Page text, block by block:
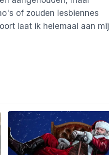
of zouden lesbiennes
laat ik helemaal aan mij